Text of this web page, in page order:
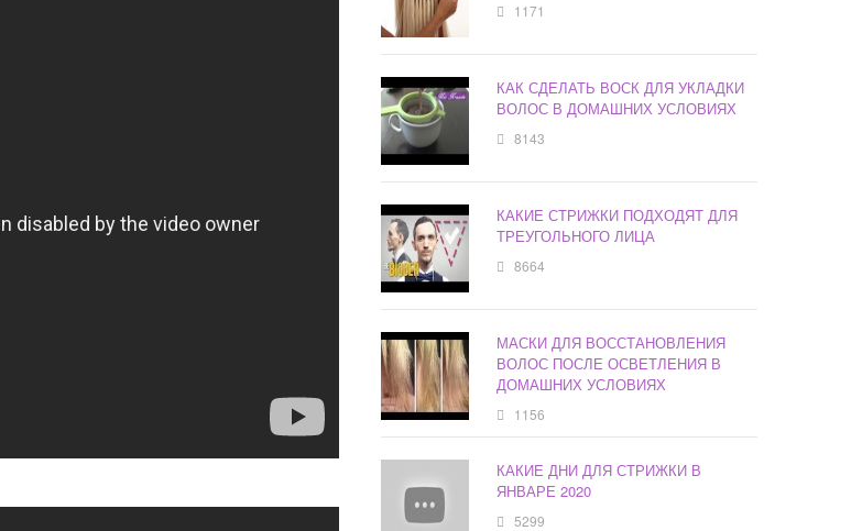
1171
КАК СДЕЛАТЬ ВОСК ДЛЯ УКЛАДКИ
ВОЛОС В ДОМАШНИХ УСЛОВИЯХ
8143
КАКИЕ СТРИЖКИ ПОДХОДЯТ ДЛЯ
ТРЕУГОЛЬНОГО ЛИЦА
8664
МАСКИ ДЛЯ ВОССТАНОВЛЕНИЯ
ВОЛОС ПОСЛЕ ОСВЕТЛЕНИЯ В
ДОМАШНИХ УСЛОВИЯХ
1156
КАКИЕ ДНИ ДЛЯ СТРИЖКИ В
ЯНВАРЕ 2020
5299